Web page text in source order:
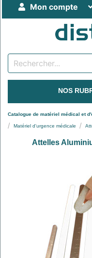
Mon compte
NOS
Catalogue de matériel médical et
Matériel d'urgence médicale
Attelles